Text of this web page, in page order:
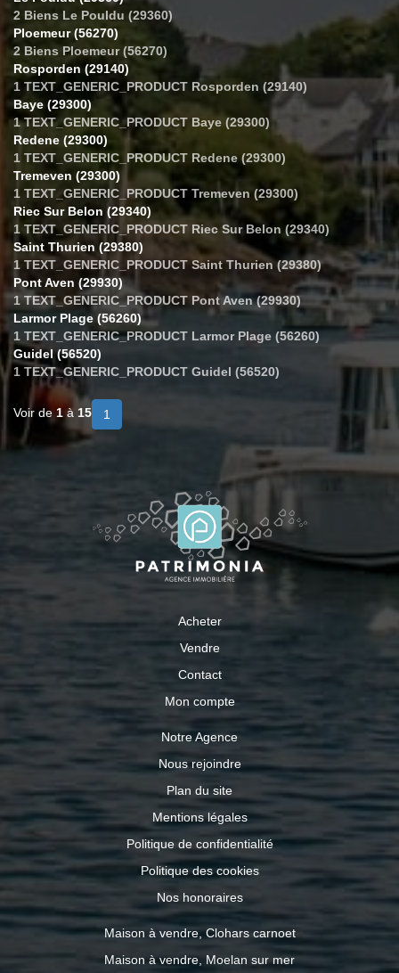
2 Biens Le Pouldu (29360)
Ploemeur (56270)
2 Biens Ploemeur (56270)
Rosporden (29140)
1 TEXT_GENERIC_PRODUCT Rosporden (29140)
Baye (29300)
1 TEXT_GENERIC_PRODUCT Baye (29300)
Redene (29300)
1 TEXT_GENERIC_PRODUCT Redene (29300)
Tremeven (29300)
1 TEXT_GENERIC_PRODUCT Tremeven (29300)
Riec Sur Belon (29340)
1 TEXT_GENERIC_PRODUCT Riec Sur Belon (29340)
Saint Thurien (29380)
1 TEXT_GENERIC_PRODUCT Saint Thurien (29380)
Pont Aven (29930)
1 TEXT_GENERIC_PRODUCT Pont Aven (29930)
Larmor Plage (56260)
1 TEXT_GENERIC_PRODUCT Larmor Plage (56260)
Guidel (56520)
1 TEXT_GENERIC_PRODUCT Guidel (56520)
Voir de 1à 15 1
Acheter
Vendre
Contact
Mon compte
Notre Agence
Nous rejoindre
Plan du site
Mentions légales
Politique de confidentialité
Politique des cookies
Nos honoraires
Maison à vendre, Clohars carnoet
Maison à vendre, Moelan sur mer